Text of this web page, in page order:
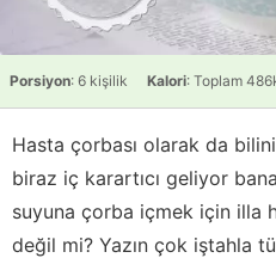
Porsiyon: 6 kişilik Kalori: Toplam
Hasta çorbası olarak da
biraz iç karartıcı geliyor
suyuna çorba içmek için illa
değil mi? Yazın çok iştahla